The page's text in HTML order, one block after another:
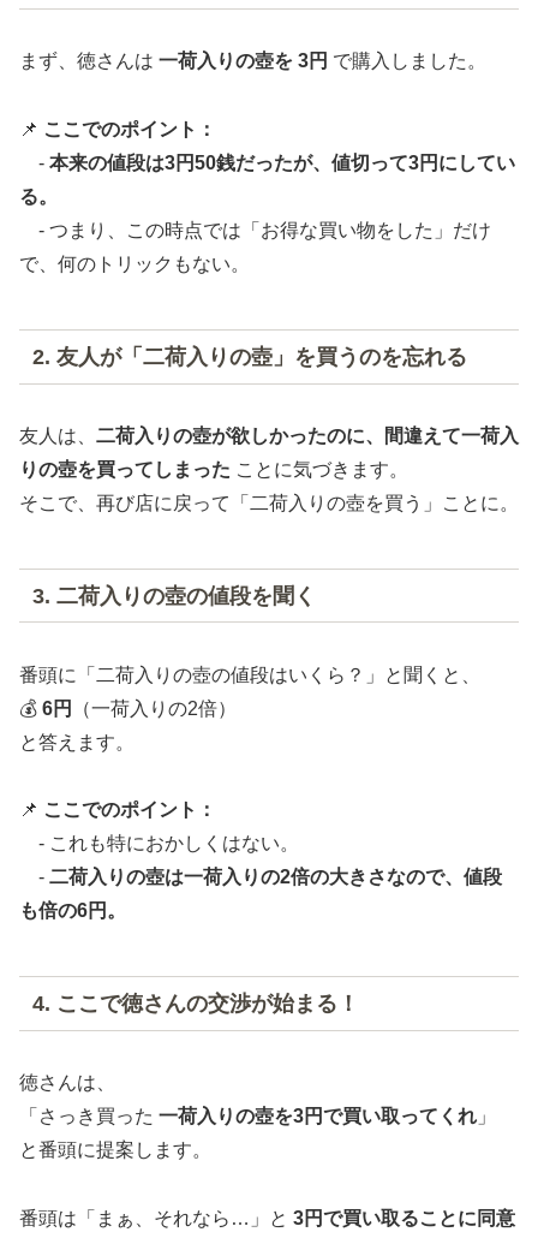
まず、徳さんは 一荷入りの壺を 3円 で購入しました。
📌 ここでのポイント：
- 本来の値段は3円50銭だったが、値切って3円にしてい
る。
- つまり、この時点では「お得な買い物をした」だけ
で、何のトリックもない。
2. 友人が「二荷入りの壺」を買うのを忘れる
友人は、 二荷入りの壺が欲しかったのに、間違えて一荷入
りの壺を買ってしまった ことに気づきます。
そこで、再び店に戻って「二荷入りの壺を買う」ことに。
3. 二荷入りの壺の値段を聞く
番頭に「二荷入りの壺の値段はいくら？」と聞くと、
💰 6円
（一荷入りの2倍）
と答えます。
📌 ここでのポイント：
- これも特におかしくはない。
- 二荷入りの壺は一荷入りの2倍の大きさなので、値段
も倍の6円。
4. ここで徳さんの交渉が始まる！
徳さんは、
「さっき買った 一荷入りの壺を3円で買い取ってくれ 」
と番頭に提案します。
番頭は「まぁ、それなら…」と 3円で買い取ることに同意